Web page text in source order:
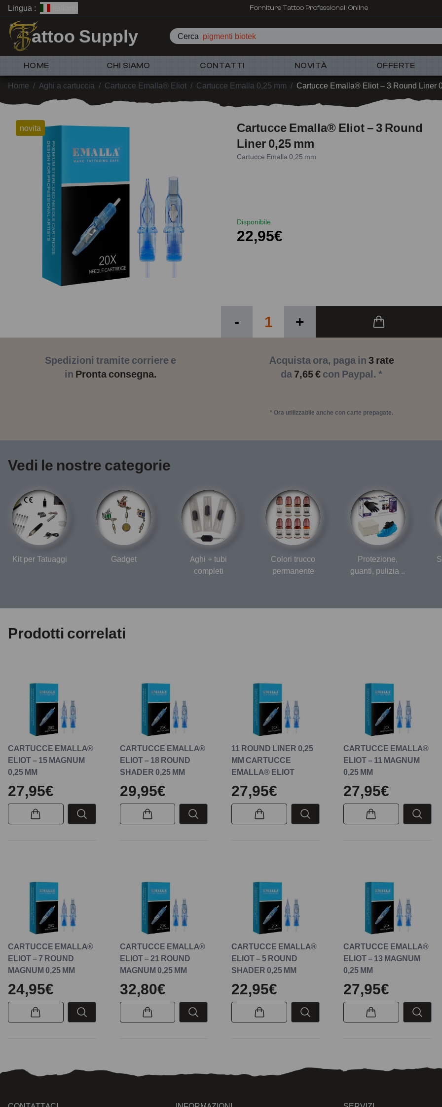
Lingua : Forniture Tattoo Professionali Online
attoo Supply Cerca pigmenti biotek
HOME CHI SIAMO CONTATTI NOVITÀ OFFERTE
Home / Aghi a cartuccia / Cartucce Emalla® Eliot / Cartucce Emalla 0,25 mm / Cartucce Emalla® Eliot – 3 Round Liner
novita
Cartucce Emalla® Eliot – 3 Round
Liner 0,25 mm
Cartucce Emalla 0,25 mm
Disponibile
22,95€
- +
Spedizioni tramite corriere e
in Pronta consegna.
Acquista ora, paga in 3 rate
da 7,65 € con Paypal. *
* Ora utilizzabile anche con carte prepagate.
Vedi le nostre categorie
Kit per Tatuaggi Gadget
Aghi + tubi
completi
Colori trucco
permanente
Protezione,
guanti, pulizia ..
Prodotti correlati
CARTUCCE EMALLA®
ELIOT – 15 MAGNUM
0,25 MM
27,95€
CARTUCCE EMALLA®
ELIOT – 18 ROUND
SHADER 0,25 MM
29,95€
11 ROUND LINER 0,25
MM CARTUCCE
EMALLA® ELIOT
27,95€
CARTUCCE EMALLA®
ELIOT – 11 MAGNUM
0,25 MM
27,95€
CARTUCCE EMALLA®
ELIOT – 7 ROUND
MAGNUM 0,25 MM
24,95€
CARTUCCE EMALLA®
ELIOT – 21 ROUND
MAGNUM 0,25 MM
32,80€
CARTUCCE EMALLA®
ELIOT – 5 ROUND
SHADER 0,25 MM
22,95€
CARTUCCE EMALLA®
ELIOT – 13 MAGNUM
0,25 MM
27,95€